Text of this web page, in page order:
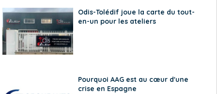
Odis-Tolédif joue la carte du tout-
en-un pour les ateliers
Pourquoi AAG est au cœur d'une
crise en Espagne